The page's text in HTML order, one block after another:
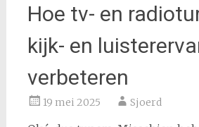
Hoe tv- en
kijk- en
verbeteren
19 mei 2025 Sjoerd